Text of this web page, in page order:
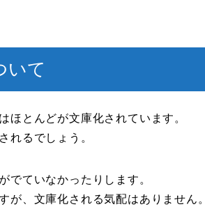
いて
ほとんどが文庫化されています。
れるでしょう。
でていなかったりします。
が、文庫化される気配はありません。